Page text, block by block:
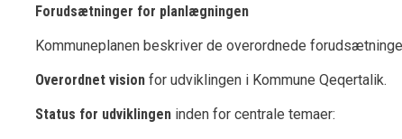
Forudsætninger for planlægningen
Kommuneplanen beskriver de overordnede
Overordnet vision for udviklingen i Kommune Qeqertalik.
Status for udviklingen inden for centrale temaer: